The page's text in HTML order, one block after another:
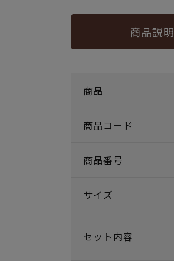
商品説明
商品
商品コード
商品番号
サイズ
セット内容